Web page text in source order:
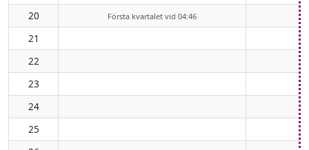
20
Första kvartalet vid 04:46
21
22
23
24
25